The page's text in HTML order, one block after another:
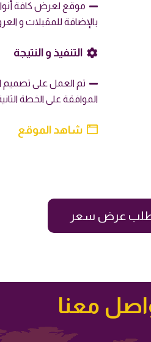
موقع لعرض كافة
بالإضافة للمقبلات و
التنفيذ و النتيجة
تم العمل على
الموافقة على الخطة
شاهد الموقع
عرض سعر
معنا